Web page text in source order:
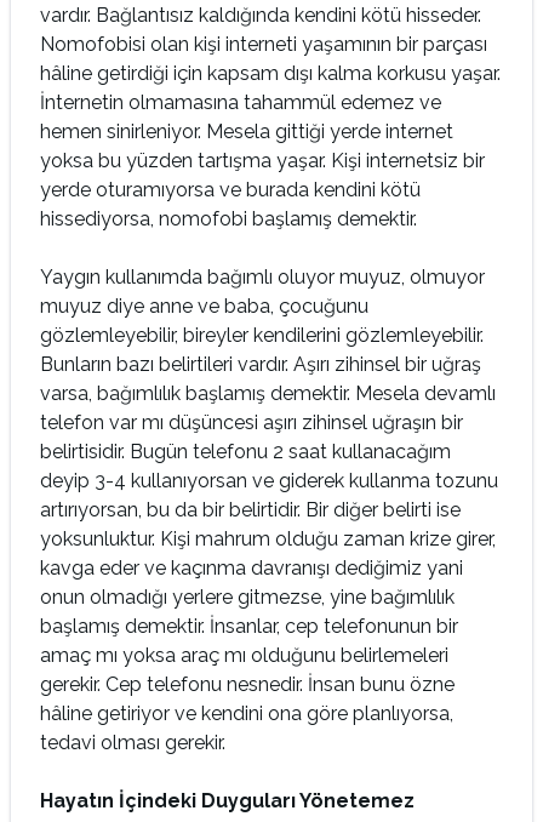
vardır. Bağlantısız kaldığında kendini kötü hisseder.
Nomofobisi olan kişi interneti yaşamının bir parçası
hâline getirdiği için kapsam dışı kalma korkusu yaşar.
İnternetin olmamasına tahammül edemez ve
hemen sinirleniyor. Mesela gittiği yerde internet
yoksa bu yüzden tartışma yaşar. Kişi internetsiz bir
yerde oturamıyorsa ve burada kendini kötü
hissediyorsa, nomofobi başlamış demektir.
Yaygın kullanımda bağımlı oluyor muyuz, olmuyor
muyuz diye anne ve baba, çocuğunu
gözlemleyebilir, bireyler kendilerini gözlemleyebilir.
Bunların bazı belirtileri vardır. Aşırı zihinsel bir uğraş
varsa, bağımlılık başlamış demektir. Mesela devamlı
telefon var mı düşüncesi aşırı zihinsel uğraşın bir
belirtisidir. Bugün telefonu 2 saat kullanacağım
deyip 3-4 kullanıyorsan ve giderek kullanma tozunu
artırıyorsan, bu da bir belirtidir. Bir diğer belirti ise
yoksunluktur. Kişi mahrum olduğu zaman krize girer,
kavga eder ve kaçınma davranışı dediğimiz yani
onun olmadığı yerlere gitmezse, yine bağımlılık
başlamış demektir. İnsanlar, cep telefonunun bir
amaç mı yoksa araç mı olduğunu belirlemeleri
gerekir. Cep telefonu nesnedir. İnsan bunu özne
hâline getiriyor ve kendini ona göre planlıyorsa,
tedavi olması gerekir.
Hayatın İçindeki Duyguları Yönetemez